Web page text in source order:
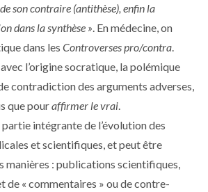
son contraire (antithèse), enfin la
dans la synthèse ». En médecine, on
dans les Controverses pro/contra.
l’origine socratique, la polémique
contradiction des arguments adverses,
que pour affirmer le vrai.
intégrante de l’évolution des
et scientifiques, et peut être
manières : publications scientifiques,
de « commentaires » ou de contre-